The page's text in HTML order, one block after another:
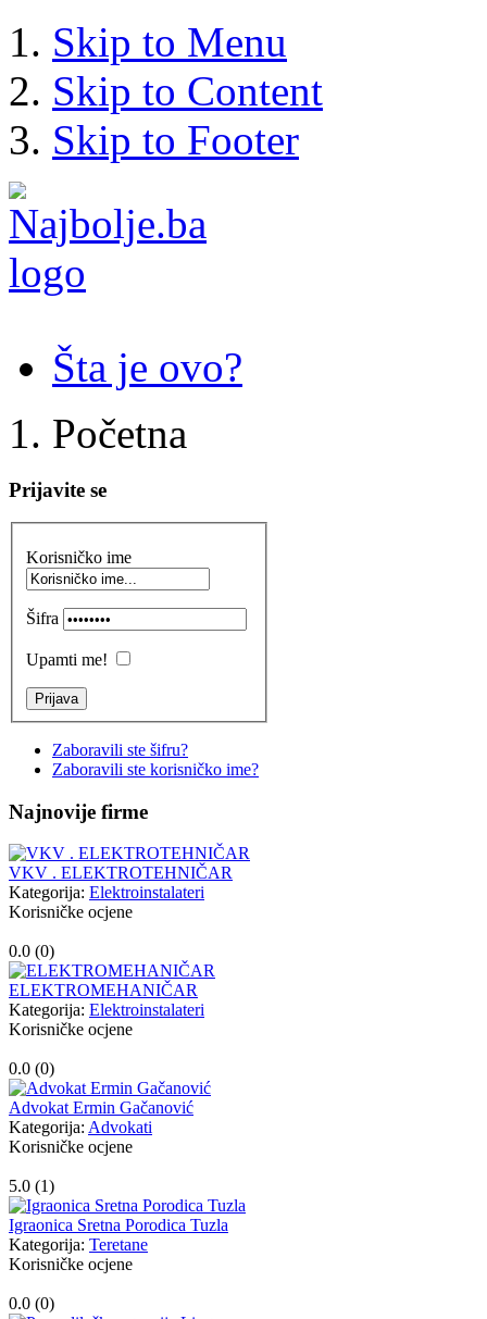
Skip to Menu
Skip to Content
Skip to Footer
Šta je ovo?
Početna
Prijavite se
Korisničko ime
Šifra
Upamti me!
Zaboravili ste šifru?
Zaboravili ste korisničko ime?
Najnovije firme
VKV . ELEKTROTEHNIČAR
Kategorija: Elektroinstalateri
Korisničke ocjene
0.0 (0)
ELEKTROMEHANIČAR
Kategorija: Elektroinstalateri
Korisničke ocjene
0.0 (0)
Advokat Ermin Gačanović
Kategorija: Advokati
Korisničke ocjene
5.0 (1)
Igraonica Sretna Porodica Tuzla
Kategorija: Teretane
Korisničke ocjene
0.0 (0)